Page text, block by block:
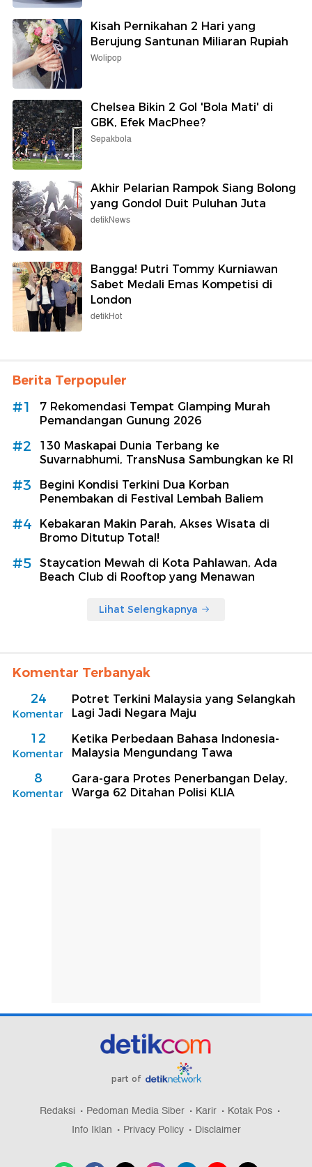
Kisah Pernikahan 2 Hari yang
Berujung Santunan Miliaran Rupiah
Wolipop
Chelsea Bikin 2 Gol 'Bola Mati' di
GBK, Efek MacPhee?
Sepakbola
Akhir Pelarian Rampok Siang Bolong
yang Gondol Duit Puluhan Juta
detikNews
Bangga! Putri Tommy Kurniawan
Sabet Medali Emas Kompetisi di
London
detikHot
Berita Terpopuler
#1
7 Rekomendasi Tempat Glamping Murah
Pemandangan Gunung 2026
#2
130 Maskapai Dunia Terbang ke
Suvarnabhumi, TransNusa Sambungkan ke RI
#3
Begini Kondisi Terkini Dua Korban
Penembakan di Festival Lembah Baliem
#4
Kebakaran Makin Parah, Akses Wisata di
Bromo Ditutup Total!
#5
Staycation Mewah di Kota Pahlawan, Ada
Beach Club di Rooftop yang Menawan
Lihat Selengkapnya
Komentar Terbanyak
24
Komentar
Potret Terkini Malaysia yang Selangkah
Lagi Jadi Negara Maju
12
Komentar
Ketika Perbedaan Bahasa Indonesia-
Malaysia Mengundang Tawa
8
Komentar
Gara-gara Protes Penerbangan Delay,
Warga 62 Ditahan Polisi KLIA
part of
Redaksi Pedoman Media Siber Karir
Kotak Pos
Info Iklan
Privacy Policy Disclaimer